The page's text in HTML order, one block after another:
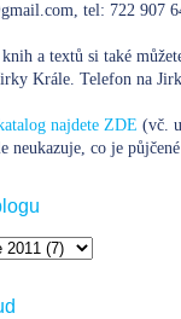
tel: 722 907
a textů si také
Krále. Telefon na
najdete ZDE (vč.
neukazuje, co je